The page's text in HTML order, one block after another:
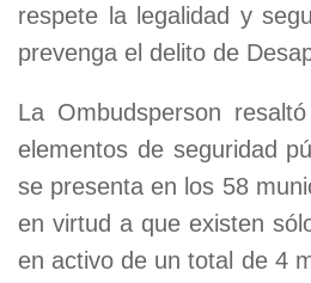
respete la legalidad y
prevenga el delito de
La Ombudsperson
elementos de seguridad
se presenta en los 58
en virtud a que existen
en activo de un total de 4